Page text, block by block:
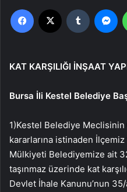
Facebook Tumblr
KAT KARŞILIĞI İNŞAAT
Bursa İli Kestel Belediye
1)Kestel Belediye Meclisinin
kararlarına istinaden
Mülkiyeti Belediyemize ait
taşınmaz üzerinde kat
Devlet İhale Kanunu’nun